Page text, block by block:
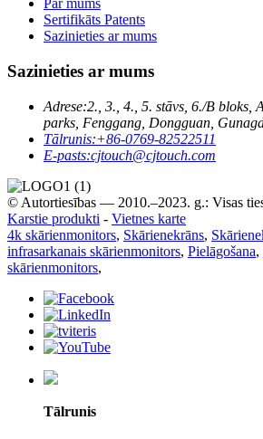
Par mums
Sertifikāts Patents
Sazinieties ar mums
Sazinieties ar mums
Adrese:2., 3., 4., 5. stāvs, 6./B bloks,
parks, Fenggang, Dongguan,
Tālrunis:+86-0769-82522511
E-pasts:cjtouch@cjtouch.com
© Autortiesības — 2010.–2023. g.: Visas
Karstie produkti - Vietnes karte
4k skārienmonitors, Skārienekrāns,
infrasarkanais skārienmonitors, Pielāgošana,
skārienmonitors,
Tālrunis